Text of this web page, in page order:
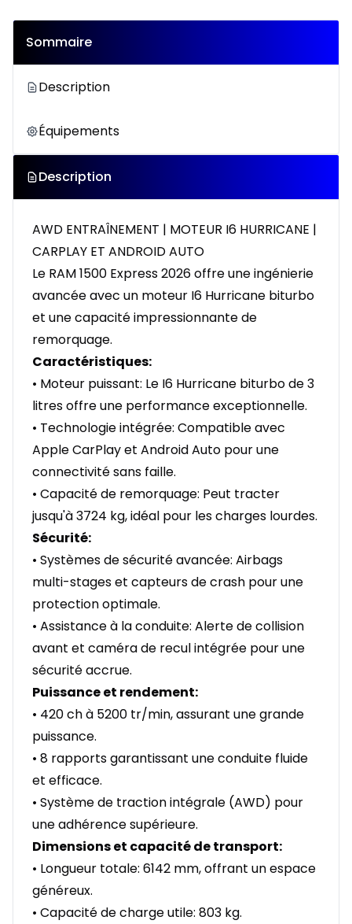
Sommaire
Description
Équipements
Description
AWD ENTRAÎNEMENT | MOTEUR I6 HURRICANE |
CARPLAY ET ANDROID AUTO
Le RAM 1500 Express 2026 offre une ingénierie
avancée avec un moteur I6 Hurricane biturbo
et une capacité impressionnante de
remorquage.
Caractéristiques:
• Moteur puissant: Le I6 Hurricane biturbo de 3
litres offre une performance exceptionnelle.
• Technologie intégrée: Compatible avec
Apple CarPlay et Android Auto pour une
connectivité sans faille.
• Capacité de remorquage: Peut tracter
jusqu'à 3724 kg, idéal pour les charges lourdes.
Sécurité:
• Systèmes de sécurité avancée: Airbags
multi-stages et capteurs de crash pour une
protection optimale.
• Assistance à la conduite: Alerte de collision
avant et caméra de recul intégrée pour une
sécurité accrue.
Puissance et rendement:
• 420 ch à 5200 tr/min, assurant une grande
puissance.
• 8 rapports garantissant une conduite fluide
et efficace.
• Système de traction intégrale (AWD) pour
une adhérence supérieure.
Dimensions et capacité de transport:
• Longueur totale: 6142 mm, offrant un espace
généreux.
• Capacité de charge utile: 803 kg.